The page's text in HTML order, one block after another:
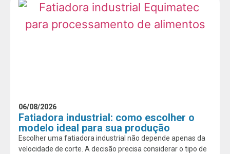
06/08/2026
Fatiadora industrial: como escolher o
modelo ideal para sua produção
Escolher uma fatiadora industrial não depende apenas da
velocidade de corte. A decisão precisa considerar o tipo de